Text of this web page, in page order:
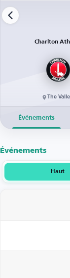
Charlton
The
Événements
Événements
Haut